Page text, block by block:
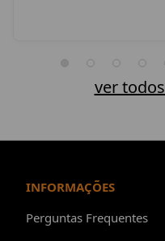
ver
INFORMAÇÕES
Perguntas Frequentes